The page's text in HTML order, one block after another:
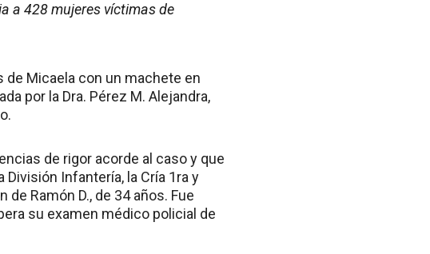
a 428 mujeres víctimas de
de Micaela con un machete en
por la Dra. Pérez M. Alejandra,
de rigor acorde al caso y que
Infantería, la Cría 1ra y
Ramón D., de 34 años. Fue
su examen médico policial de